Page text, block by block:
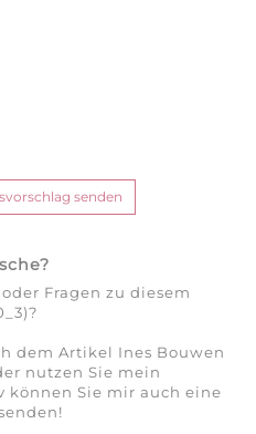
Fragen zu diesem
dem Artikel Ines Bouwen
nutzen Sie mein
können Sie mir auch eine